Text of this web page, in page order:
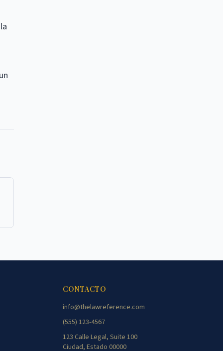
CONTACTO
info@thelawreference.com
(555) 123-4567
123 Calle Legal, Suite 100
Ciudad, Estado 00000